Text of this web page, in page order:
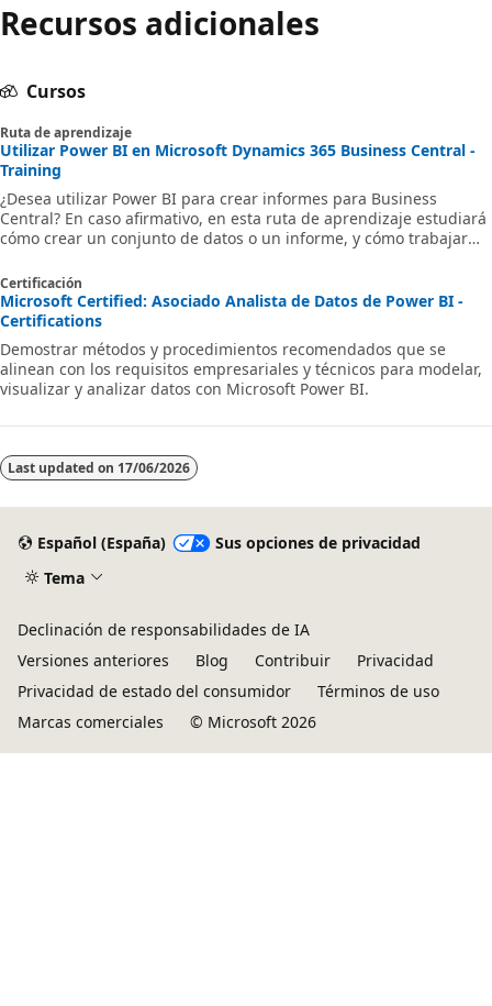
Recursos adicionales
Cursos
Ruta de aprendizaje
Utilizar Power BI en Microsoft Dynamics 365 Business Central -
Training
¿Desea utilizar Power BI para crear informes para Business
Central? En caso afirmativo, en esta ruta de aprendizaje estudiará
cómo crear un conjunto de datos o un informe, y cómo trabajar
Certificación
Microsoft Certified: Asociado Analista de Datos de Power BI -
Certifications
Demostrar métodos y procedimientos recomendados que se
alinean con los requisitos empresariales y técnicos para modelar,
visualizar y analizar datos con Microsoft Power BI.
Last updated on 17/06/2026
Español (España)
Sus opciones de privacidad
Tema
Declinación de responsabilidades de IA
Versiones anteriores
Blog Contribuir
Privacidad
Privacidad de estado del consumidor
Términos de uso
Marcas comerciales
© Microsoft 2026